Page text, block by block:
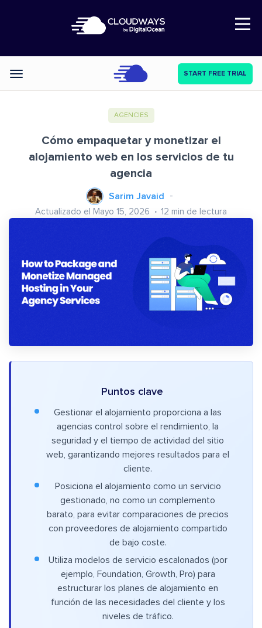
Open Nav
Categories START FREE TRIAL
AGENCIES
Cómo empaquetar y monetizar el
alojamiento web en los servicios de tu
agencia
Sarim Javaid
Actualizado el Mayo 15, 2026 12 min de lectura
Puntos clave
Gestionar el alojamiento proporciona a las
agencias control sobre el rendimiento, la
seguridad y el tiempo de actividad del sitio
web, garantizando mejores resultados para el
cliente.
Posiciona el alojamiento como un servicio
gestionado, no como un complemento
barato, para evitar comparaciones de precios
con proveedores de alojamiento compartido
de bajo coste.
Utiliza modelos de servicio escalonados (por
ejemplo, Foundation, Growth, Pro) para
estructurar los planes de alojamiento en
función de las necesidades del cliente y los
niveles de tráfico.